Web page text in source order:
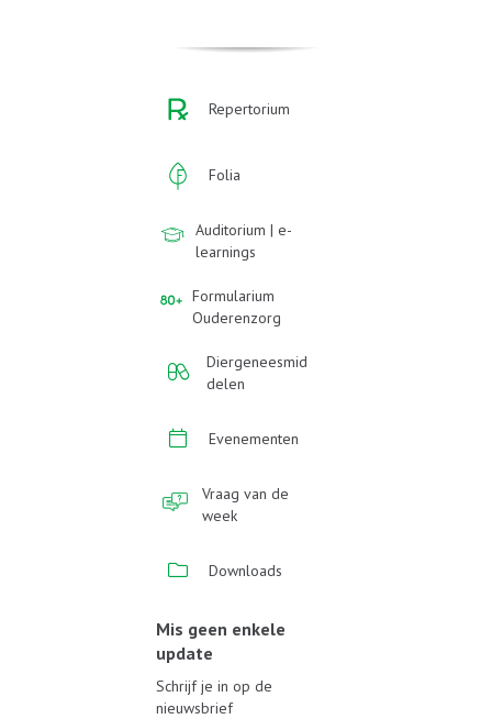
Repertorium
Folia
Auditorium | e-
learnings
Formularium
Ouderenzorg
Diergeneesmid
delen
Evenementen
Vraag van de
week
Downloads
Mis geen enkele
update
Schrijf je in op de
nieuwsbrief